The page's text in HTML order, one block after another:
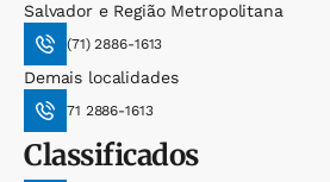
Salvador e Região Metropolitana
(71) 2886-1613
Demais localidades
71 2886-1613
Classificados